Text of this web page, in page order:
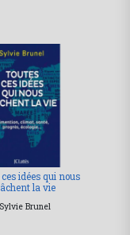
idées qui nous
la vie
Sylvie Brunel